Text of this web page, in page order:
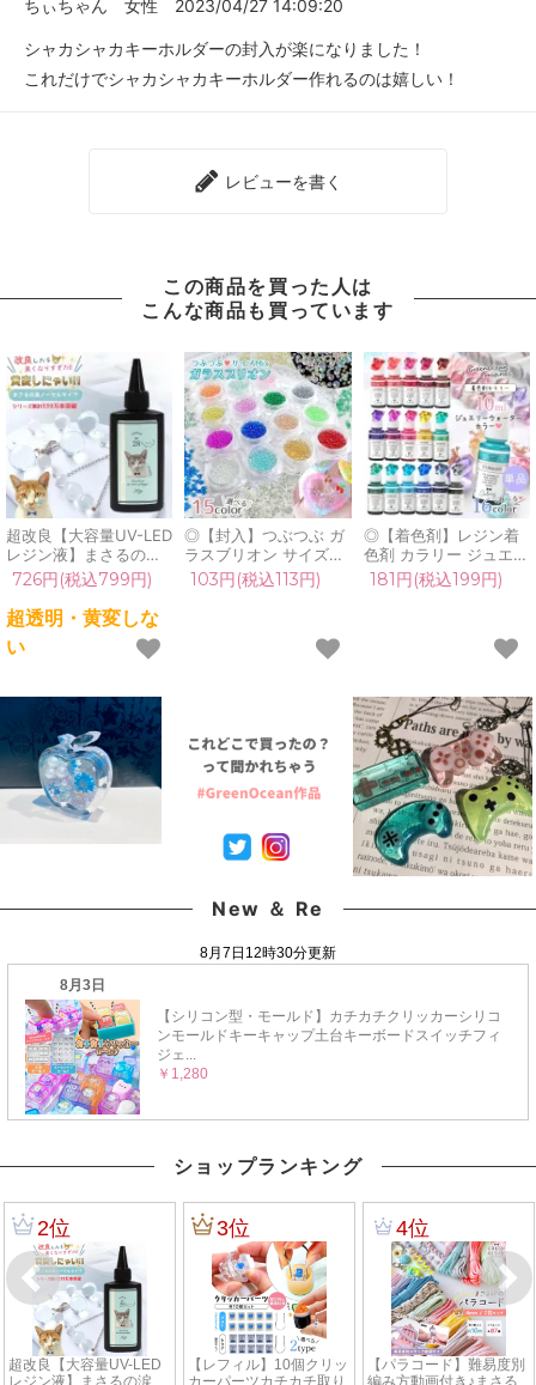
ちぃちゃん 女性 2023/04/27 14:09:20
シャカシャカキーホルダーの封入が楽になりました！
これだけでシャカシャカキーホルダー作れるのは嬉しい！
レビューを書く
この商品を買った人は
こんな商品も買っています
超改良【大容量UV-LED
レジン液】まさるの涙
ver.03 超透明 70g 初心
者 作家 コーティング
ハード 黄変しない 高品
質 クリア 猫 UVレジン
液 安い おすすめ
726円(税込799円)
超透明・黄変しな
い
◎【封入】つぶつぶ ガ
ラスブリオン サイズ
mix レジン封入素材 オ
ーロラ 封入パーツ ガラ
カラフル キラキラ 手芸
103円(税込113円)
◎【着色剤】レジン着
色剤 カラリー ジュエリ
ーウォーターカラー 単
品 レジン着色料 定番
GreenOceanオリジナ
181円(税込199円)
New ＆ Re
ショップランキング